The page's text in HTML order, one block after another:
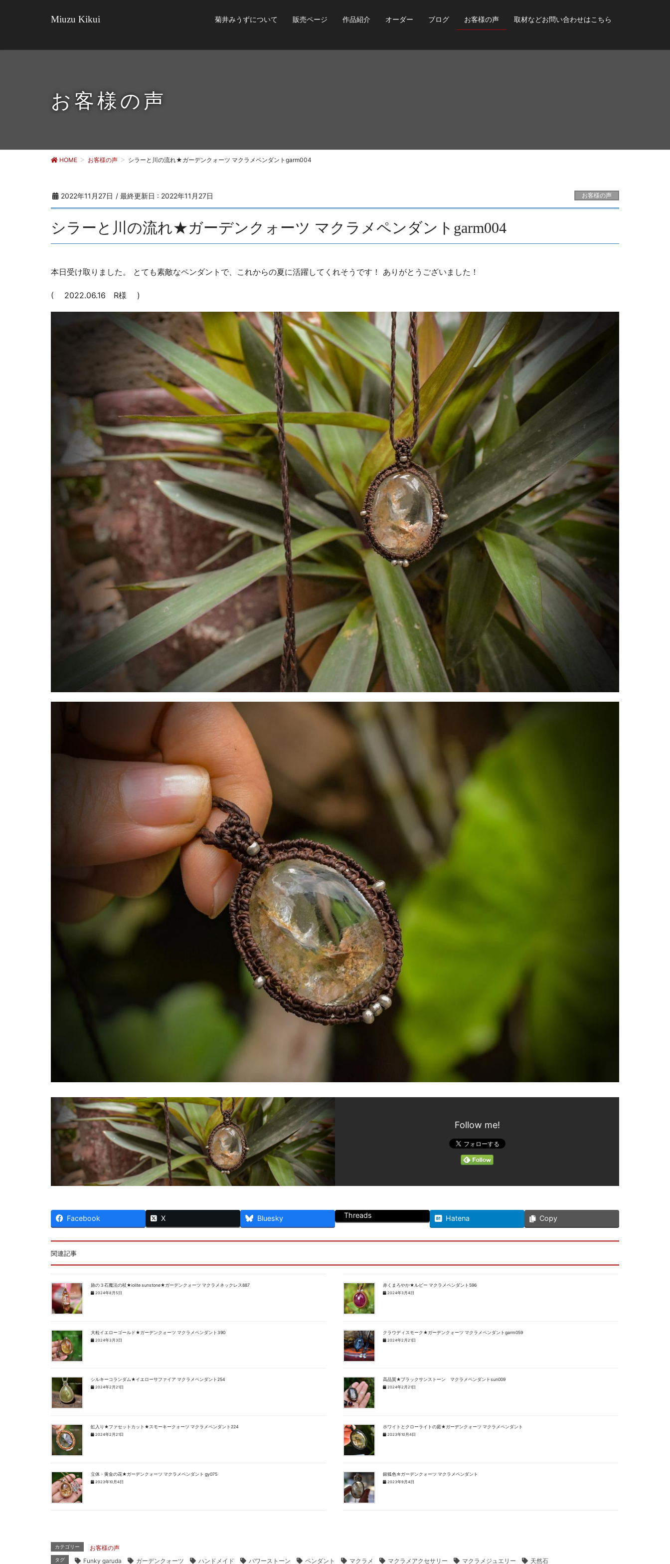
Miuzu Kikui 菊井みうずについて 販売ページ 作品紹介 オーダー ブログ お客様の声 取材などお問い合わせはこちら
お客様の声
HOME お客様の声 シラーと川の流れ★ガーデンクォーツ マクラメペンダントgarm004
2022年11月27日 / 最終更新日 : 2022年11月27日 お客様の声
シラーと川の流れ★ガーデンクォーツ マクラメペンダントgarm004
本日受け取りました。 とても素敵なペンダントで、これからの夏に活躍してくれそうです！ ありがとうございました！
( 2022.06.16 R様 )
Follow me!
Facebook X Bluesky Threads Hatena Copy
関連記事
旅の３石魔法の杖★iolite sunstone★ガーデンクォーツ マクラメネックレス887
2024年8月5日
赤くまろやか★ルビー マクラメペンダント596
2024年3月4日
大粒イエローゴールド★ガーデンクォーツ マクラメペンダント390
2024年3月3日
クラウディスモーク★ガーデンクォーツ マクラメペンダントgarm059
2024年2月21日
シルキーコランダム★イエローサファイア マクラメペンダント254
2024年2月21日
高品質★ブラックサンストーン マクラメペンダントsun009
2024年2月21日
虹入り★ファセットカット★スモーキークォーツ マクラメペンダント224
2024年2月21日
ホワイトとクローライトの庭★ガーデンクォーツ マクラメペンダント
2023年10月4日
立体・黄金の花★ガーデンクォーツ マクラメペンダント gy075
2023年10月4日
銀狐色☆ガーデンクォーツ マクラメペンダント
2023年9月4日
カテゴリー お客様の声
タグ Funky garuda ガーデンクォーツ ハンドメイド パワーストーン ペンダント マクラメ マクラメアクセサリー マクラメジュエリー 天然石